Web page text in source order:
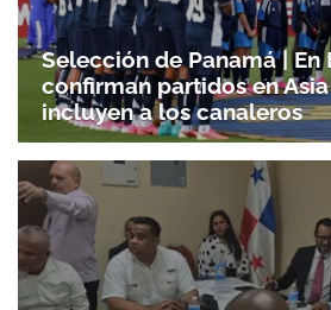
Selección de Panamá | En
confirman partidos en
incluyen a los canaleros